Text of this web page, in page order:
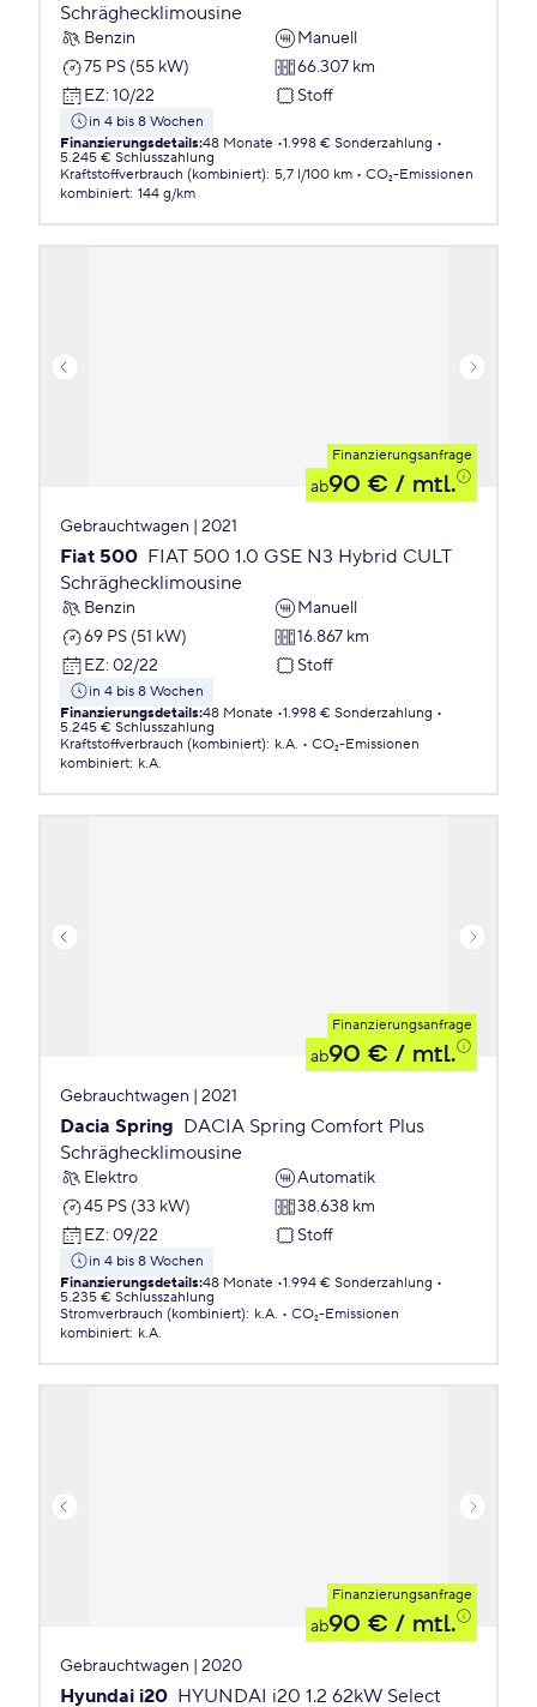
Schräghecklimousine
Benzin
Manuell
75 PS (55 kW)
66.307 km
EZ: 10/22 Stoff
in 4 bis 8 Wochen
Finanzierungsdetails:48 Monate 1.998 € Sonderzahlung
5.245 € Schlusszahlung
Kraftstoffverbrauch (kombiniert): 5,7 l/100 km
CO₂-Emissionen
kombiniert: 144 g/km
Finanzierungsanfrage
ab90 € / mtl.
Gebrauchtwagen | 2021
Fiat 500 FIAT 500 1.0 GSE N3 Hybrid CULT
Schräghecklimousine
Benzin
Manuell
69 PS (51 kW)
16.867 km
EZ: 02/22 Stoff
in 4 bis 8 Wochen
Finanzierungsdetails:48 Monate 1.998 € Sonderzahlung
5.245 € Schlusszahlung
Kraftstoffverbrauch (kombiniert): k.A.
CO₂-Emissionen
kombiniert: k.A.
Finanzierungsanfrage
ab90 € / mtl.
Gebrauchtwagen | 2021
Dacia Spring DACIA Spring Comfort Plus
Schräghecklimousine
Elektro
Automatik
45 PS (33 kW)
38.638 km
EZ: 09/22 Stoff
in 4 bis 8 Wochen
Finanzierungsdetails:48 Monate 1.994 € Sonderzahlung
5.235 € Schlusszahlung
Stromverbrauch (kombiniert): k.A.
CO₂-Emissionen
kombiniert: k.A.
Finanzierungsanfrage
ab90 € / mtl.
Gebrauchtwagen | 2020
Hyundai i20 HYUNDAI i20 1.2 62kW Select